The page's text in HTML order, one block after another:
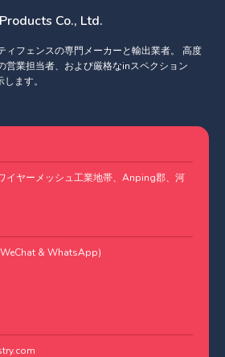
Co., Ltd.
ィフェンスの専門メーカーと輸出業者。 高度
営業担当者、および厳格なinスペクション
ます。
イヤーメッシュ工業地帯、Anping郡、河
& WhatsApp)